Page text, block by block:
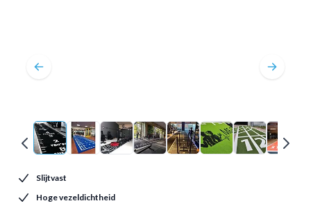
Slijtvast
Hoge vezeldichtheid